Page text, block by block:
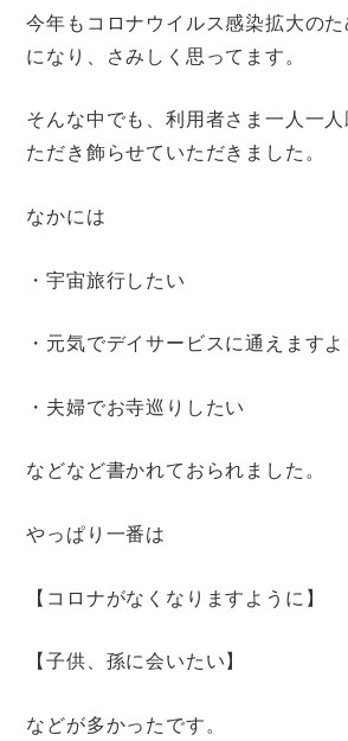
今年もコロナウイルス感染拡大の
になり、さみしく思ってます。
そんな中でも、利用者さま一人一
ただき飾らせていただきました。
なかには
・宇宙旅行したい
・元気でデイサービスに通えますよ
・夫婦でお寺巡りしたい
などなど書かれておられました。
やっぱり一番は
【コロナがなくなりますように】
【子供、孫に会いたい】
などが多かったです。